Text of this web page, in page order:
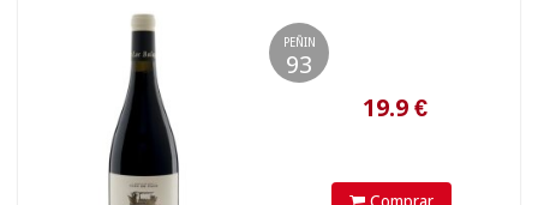
PEÑIN
93
17.9€